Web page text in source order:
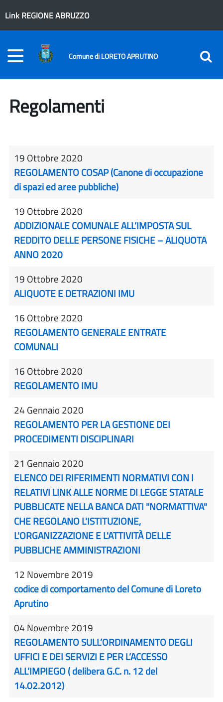
Link REGIONE ABRUZZO
Comune di LORETO APRUTINO
Regolamenti
19 Ottobre 2020
REGOLAMENTO COSAP (Canone di occupazione
di spazi ed aree pubbliche)
19 Ottobre 2020
ADDIZIONALE COMUNALE ALL’IMPOSTA SUL
REDDITO DELLE PERSONE FISICHE – ALIQUOTA
ANNO 2020
19 Ottobre 2020
ALIQUOTE E DETRAZIONI IMU
16 Ottobre 2020
REGOLAMENTO GENERALE ENTRATE
COMUNALI
16 Ottobre 2020
REGOLAMENTO IMU
24 Gennaio 2020
REGOLAMENTO PER LA GESTIONE DEI
PROCEDIMENTI DISCIPLINARI
21 Gennaio 2020
ELENCO DEI RIFERIMENTI NORMATIVI CON I
RELATIVI LINK ALLE NORME DI LEGGE STATALE
PUBBLICATE NELLA BANCA DATI "NORMATTIVA"
CHE REGOLANO L'ISTITUZIONE,
L'ORGANIZZAZIONE E L'ATTIVITÀ DELLE
PUBBLICHE AMMINISTRAZIONI
12 Novembre 2019
codice di comportamento del Comune di Loreto
Aprutino
04 Novembre 2019
REGOLAMENTO SULL’ORDINAMENTO DEGLI
UFFICI E DEI SERVIZI E PER L’ACCESSO
ALL’IMPIEGO ( delibera G.C. n. 12 del
14.02.2012)